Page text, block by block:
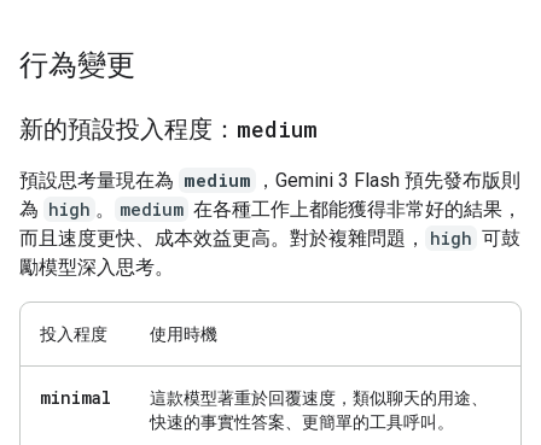
行為變更
新的預設投入程度： medium
預設思考量現在為 medium
，Gemini 3 Flash 預先發布版則
為 high 。 medium 在各種工作上都能獲得非常好的結果，
而且速度更快、成本效益更高。對於複雜問題，
high 可鼓
勵模型深入思考。
投入程度 使用時機
minimal
這款模型著重於回覆速度，類似聊天的用途、
快速的事實性答案、更簡單的工具呼叫。